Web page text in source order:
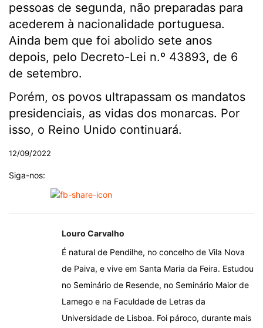
pessoas de segunda, não preparadas para
acederem à nacionalidade portuguesa.
Ainda bem que foi abolido sete anos
depois, pelo Decreto-Lei n.º 43893, de 6
de setembro.
Porém, os povos ultrapassam os mandatos
presidenciais, as vidas dos monarcas. Por
isso, o Reino Unido continuará.
12/09/2022
Siga-nos:
Louro Carvalho
É natural de Pendilhe, no concelho de Vila Nova
de Paiva, e vive em Santa Maria da Feira. Estudou
no Seminário de Resende, no Seminário Maior de
Lamego e na Faculdade de Letras da
Universidade de Lisboa. Foi pároco, durante mais